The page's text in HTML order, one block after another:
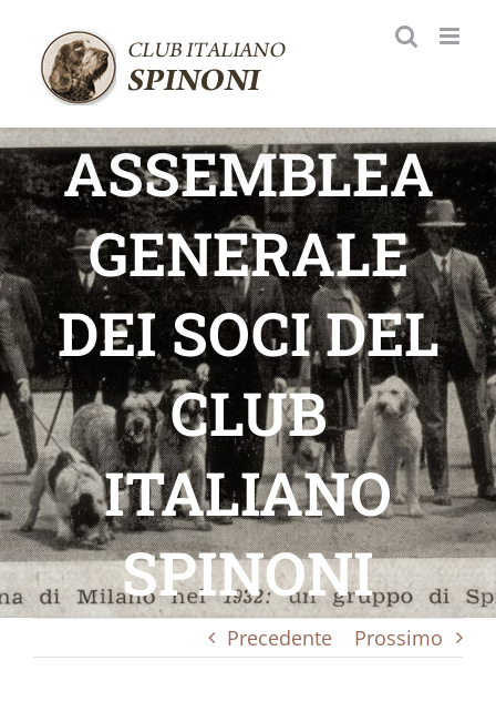
contenuto
ASSEMBLEA
GENERALE
DEI SOCI DEL
CLUB
ITALIANO
SPINONI
Precedente Prossimo